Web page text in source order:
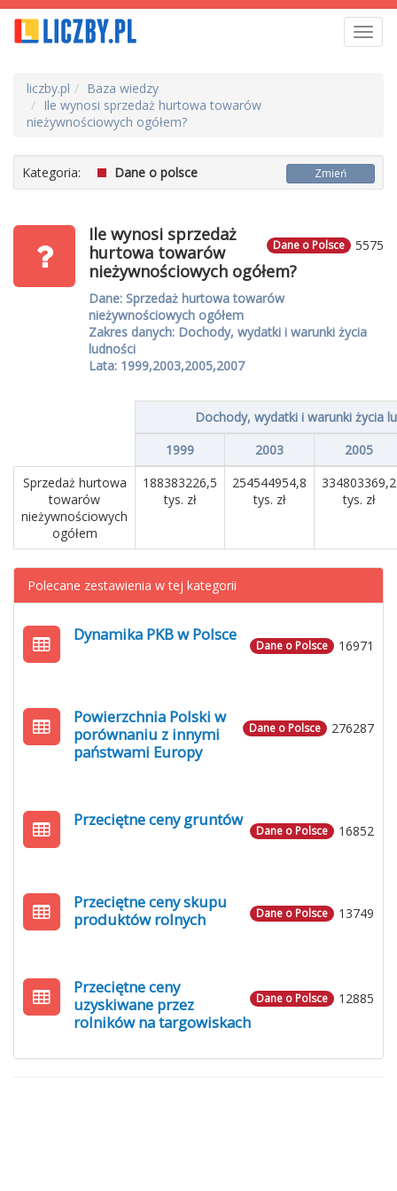
liczby.pl
Baza wiedzy
Ile wynosi sprzedaż hurtowa towarów
nieżywnościowych ogółem?
Kategoria: Dane o polsce Zmień
5575
Dane o Polsce
Ile wynosi sprzedaż
hurtowa towarów
nieżywnościowych ogółem?
Dane: Sprzedaż hurtowa towarów
nieżywnościowych ogółem
Zakres danych: Dochody, wydatki i warunki życia
ludności
Lata: 1999,2003,2005,2007
Dochody, wydatki i warunki życia
1999
2003
2005
Sprzedaż hurtowa
towarów
nieżywnościowych
ogółem
188383226,5
tys. zł
254544954,8
tys. zł
334803369,2
tys. zł
Polecane zestawienia w tej kategorii
16971
Dane o Polsce
Dynamika PKB w Polsce
276287
Dane o Polsce
Powierzchnia Polski w
porównaniu z innymi
państwami Europy
16852
Dane o Polsce
Przeciętne ceny gruntów
13749
Dane o Polsce
Przeciętne ceny skupu
produktów rolnych
12885
Dane o Polsce
Przeciętne ceny
uzyskiwane przez
rolników na targowiskach